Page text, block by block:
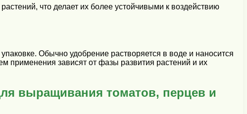
что делает их более устойчивыми к воздействию
Обычно удобрение растворяется в воде и наносится
применения зависят от фазы развития растений и их
выращивания томатов, перцев и